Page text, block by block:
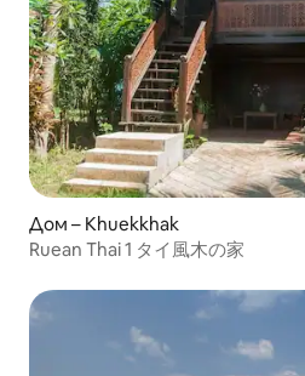
Дом – Khuekkhak
Ruean Thai 1 タイ風木の家